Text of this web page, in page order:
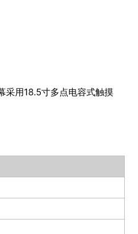
采用18.5寸多点电容式触摸